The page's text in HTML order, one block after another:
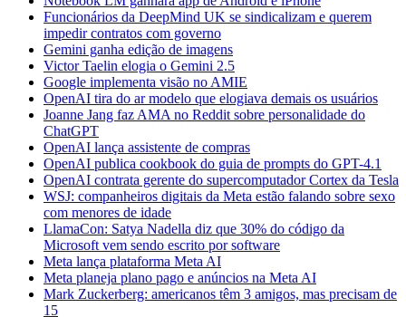
Funcionários da DeepMind UK se sindicalizam e querem
impedir contratos com governo
Gemini ganha edição de imagens
Victor Taelin elogia o Gemini 2.5
Google implementa visão no AMIE
OpenAI tira do ar modelo que elogiava demais os usuários
Joanne Jang faz AMA no Reddit sobre personalidade do
ChatGPT
OpenAI lança assistente de compras
OpenAI publica cookbook do guia de prompts do GPT-4.1
OpenAI contrata gerente do supercomputador Cortex da Tesla
WSJ: companheiros digitais da Meta estão falando sobre sexo
com menores de idade
LlamaCon: Satya Nadella diz que 30% do código da
Microsoft vem sendo escrito por software
Meta lança plataforma Meta AI
Meta planeja plano pago e anúncios na Meta AI
Mark Zuckerberg: americanos têm 3 amigos, mas precisam de
15